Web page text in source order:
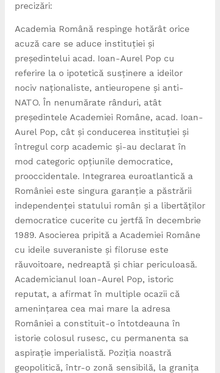
precizări:
Academia Română respinge hotărât orice
acuză care se aduce instituției și
președintelui acad. Ioan-Aurel Pop cu
referire la o ipotetică susținere a ideilor
nociv naționaliste, antieuropene și anti-
NATO. În nenumărate rânduri, atât
președintele Academiei Române, acad. Ioan-
Aurel Pop, cât și conducerea instituției și
întregul corp academic și-au declarat în
mod categoric opțiunile democratice,
prooccidentale. Integrarea euroatlantică a
României este singura garanție a păstrării
independenței statului român și a libertăților
democratice cucerite cu jertfă în decembrie
1989. Asocierea pripită a Academiei Române
cu ideile suveraniste și filoruse este
răuvoitoare, nedreaptă și chiar periculoasă.
Academicianul Ioan-Aurel Pop, istoric
reputat, a afirmat în multiple ocazii că
amenințarea cea mai mare la adresa
României a constituit-o întotdeauna în
istorie colosul rusesc, cu permanenta sa
aspirație imperialistă. Poziția noastră
geopolitică, într-o zonă sensibilă, la granița